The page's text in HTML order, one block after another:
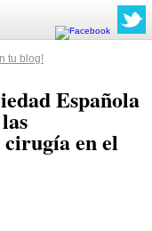
tu blog!
Española
en el